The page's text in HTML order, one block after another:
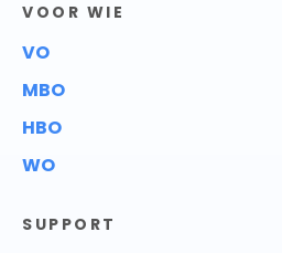
VOOR WIE
VO
MBO
HBO
WO
SUPPORT